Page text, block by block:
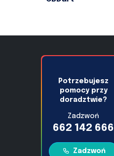
Potrzebujesz
pomocy przy
doradztwie?
Zadzwoń
662 142 666
Zadzwoń